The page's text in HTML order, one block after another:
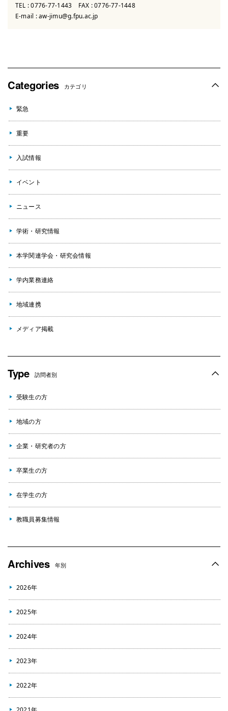
TEL :0776-77-1443 FAX : 0776-77-1448
E-mail :aw-jimu@g.fpu.ac.jp
Categories カテゴリ
緊急
重要
入試情報
イベント
ニュース
学術・研究情報
本学関連学会・研究会情報
学内業務連絡
地域連携
メディア掲載
Type 訪問者別
受験生の方
地域の方
企業・研究者の方
卒業生の方
在学生の方
教職員募集情報
Archives 年別
2026年
2025年
2024年
2023年
2022年